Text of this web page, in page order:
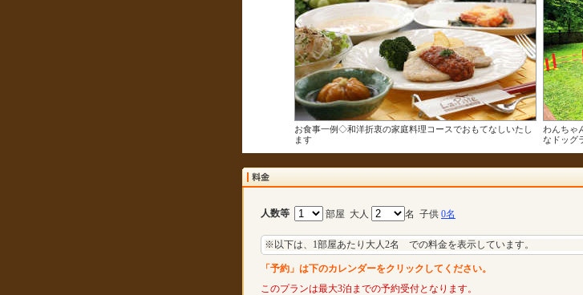
お食事一例◇和洋折衷の家庭料理コースでおもてなしいたし
ます
わんちゃ
なドッグ
人数等 部屋 大人 名 子供 0名
※以下は、1部屋あたり大人2名 での料金を表示しています。
「予約」は下のカレンダーをクリックしてください。
このプランは最大3泊までの予約受付となります。